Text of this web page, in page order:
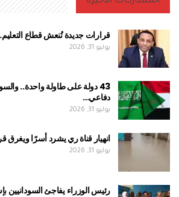
قرارات جديدة تُنعش قطاع
يوليو 31, 2026
43 دولة على طاولة واحدة..
دفاعي…
يوليو 31, 2026
انهيار قناة ري يشرد أسرًا ويغرق
يوليو 31, 2026
رئيس الوزراء يفاجئ السودانيين